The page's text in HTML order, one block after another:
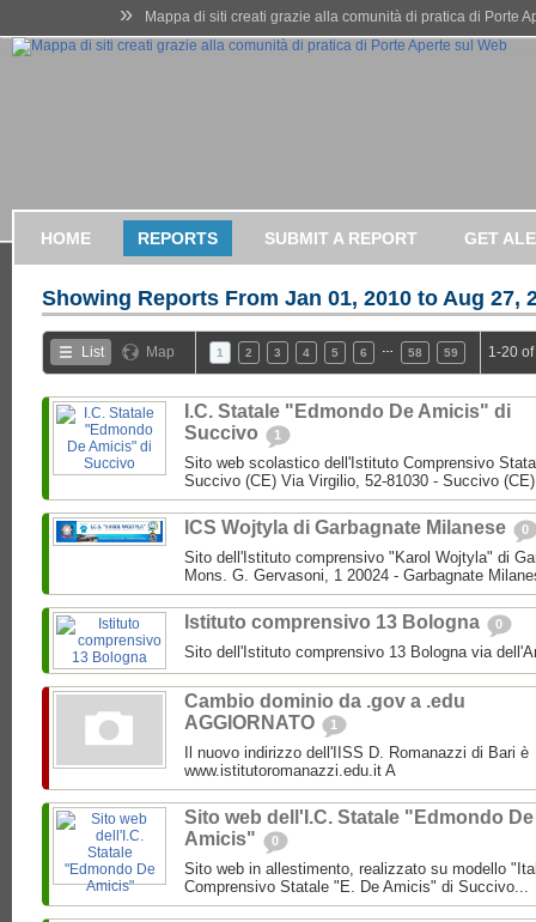
» Mappa di siti creati grazie alla comunità di pratica di Porte
HOME REPORTS SUBMIT A REPORT GET
Showing Reports From Jan 01, 2010 to Aug 27,
List Map 1 2 3 4 5 6 58 59 1-20
I.C. Statale "Edmondo De Amicis" di
Succivo
1
Sito web scolastico dell'Istituto Comprensivo
Succivo (CE) Via Virgilio, 52-81030 - Succivo
ICS Wojtyla di Garbagnate Milanese 0
Sito dell'Istituto comprensivo "Karol Wojtyla" di
Mons. G. Gervasoni, 1 20024 - Garbagnate
Istituto comprensivo 13 Bologna 0
Sito dell'Istituto comprensivo 13 Bologna via
Cambio dominio da .gov a .edu
AGGIORNATO
1
Il nuovo indirizzo dell'IISS D. Romanazzi di Bari è
www.istitutoromanazzi.edu.it A
Sito web dell'I.C. Statale "Edmondo De
Amicis"
0
Sito web in allestimento, realizzato su modello
Comprensivo Statale "E. De Amicis" di Succivo...